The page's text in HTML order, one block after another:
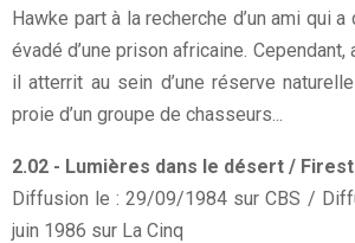
Hawke part à la recherche d’un ami qui a
évadé d’une prison africaine. Cependant,
il atterrit au sein d’une réserve
proie d’un groupe de chasseurs...
2.02 - Lumières dans le désert /
Diffusion le : 29/09/1984 sur CBS /
juin 1986 sur La Cinq